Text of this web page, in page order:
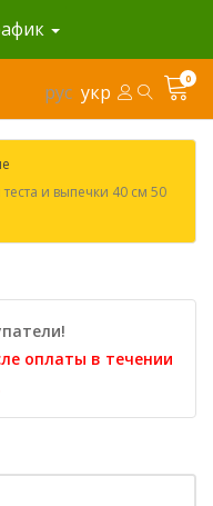
рус укр
0
и выпечки 40 см 50
оплаты в течении